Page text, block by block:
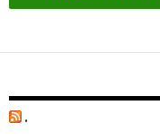
.